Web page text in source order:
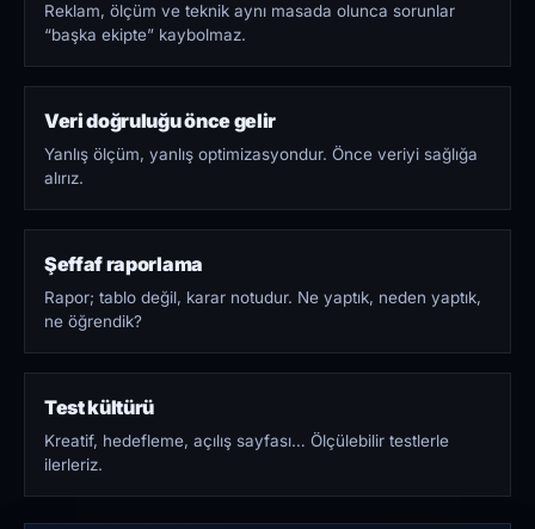
Reklam, ölçüm ve teknik aynı masada olunca sorunlar
“başka ekipte” kaybolmaz.
Veri doğruluğu önce gelir
Yanlış ölçüm, yanlış optimizasyondur. Önce veriyi sağlığa
alırız.
Şeffaf raporlama
Rapor; tablo değil, karar notudur. Ne yaptık, neden yaptık,
ne öğrendik?
Test kültürü
Kreatif, hedefleme, açılış sayfası… Ölçülebilir testlerle
ilerleriz.